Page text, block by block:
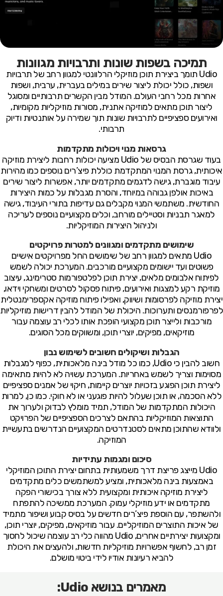
תמיכה בשפות שונות ותרבויות מגוונות
Udio תומך ביצירת תוכן מוזיקלי הרלוונטי למגוון רחב של תרבויות
ושפות, כולל יכולת ליצור שירים במילים בעברית, ערבית, ושפות
אחרות מכל רחבי העולם. המודל מבין הקשרים תרבותיים ומסוגל
ליצור תוכן מתאים למוזיקה אתנית, מסורות מוזיקליות מקומיות,
ואירועים ספציפיים לתרבויות שונות תוך שמירה על אותנטיות ודיוק
תרבותי.
גרסאות מנוי ויכולות מתקדמות
בעוד שגרסת הבסיס של Udio מציעה יכולות רחבות ליצירת מוזיקה
איכותית, גרסת המנוי המתקדמת כוללת פיצ’רים נוספים כמו מהירות
עיבוד מוגברת, גישה לדגמים מתקדמים יותר, אפשרות ליצור שירים
באיכות אולפן גבוהה במיוחד, והסרת מגבלות על כמות היצירות
החודשית. משתמשי המנוי מקבלים גם עדיפות בתורי העיבוד, גישה
למאגר תבניות וסטיילים מורחב, וכלים מקצועיים נוספים לעריכה
ולניהול היצירות המוזיקליות.
שימושים מתקדמים ומגוונים למטרות פרויקטים
Udio מתאים למגוון רחב של שימושים החל מפרויקטים אישיים
פשוטים ועד יישומים מקצועיים מורכבים. המערכת יכולה לשמש
לפיתוח אלבומים מלאים, יצירת תוכן לפלטפורמות סטרימינג, עיצוב
מוזיקת רקע למצגות ואירועים, פיתוח פסקול לסרטים ומשחקי וידאו,
יצירת מוזיקה לפרסומות ושיווק, ואפילו פיתוח מוזיקה אקספרימנטלית
לפרפורמנסים ותערוכות. היכולת של המודל להבין דרישות מוזיקליות
מורכבות ולייצר תוכן מקצועי הופכת אותו לכלי רב עוצמה עבור
מוזיקאים, מפיקים, יוצרי תוכן, ומשווקים מכל הסוגים.
הגבלות ושיקולים חשובים לשימוש נבון
חשוב להבין כי Udio, כמו כל מודל בינה מלאכותית, כפוף למגבלות
מסוימות וצריך לשמש באחריות. המערכת עשויה לא להיות מתאימה
ליצירת תוכן הפוגע בזכויות יוצרים קיימות, חיקוי של אמנים ספציפיים
ללא הסכמה, או תוכן שעלול להיות פוגעני או לא חוקי. כמו כן, למרות
היכולות המתקדמות של המודל, תמיד מומלץ לבדוק ולערוך את
התוצאות המוזיקליות בהתאם לצרכים הספציפיים של הפרויקט
ולוודא שהתוכן מתאים לסטנדרטים המקצועיים הנדרשים בתעשיית
המוזיקה.
סיכום ומגמות עתידיות
Udio מייצג פריצת דרך משמעותית בתחום יצירת התוכן המוזיקלי
באמצעות בינה מלאכותית, ומציע למשתמשים כלים מתקדמים
ליצירת מוזיקה איכותית ומקצועית ללא צורך בכישורי הפקה
מתקדמים או ידע מוזיקלי עמוק. המערכת ממשיכה להתפתח
ולהשתפר, עם הוספת פיצ’רים חדשים על בסיס קבוע ושיפור מתמיד
של איכות התוצרים המוזיקליים. עבור מוזיקאים, מפיקים, יוצרי תוכן,
ומקצועות יצירתיים אחרים, Udio מהווה כלי רב עוצמה שיכול לחסוך
זמן רב, לחשוף אפשרויות מוזיקליות חדשות, ולהעצים את היכולת
להביא רעיונות אודיו לידי ביטוי מושלם.
מאמרים בנושא Udio: